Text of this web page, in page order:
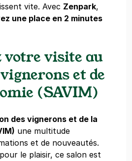
vite. Avec Zenpark,
une place en 2 minutes
votre visite au
et de
(SAVIM)
des vignerons et de la
une multitude
et de nouveautés.
le plaisir, ce salon est